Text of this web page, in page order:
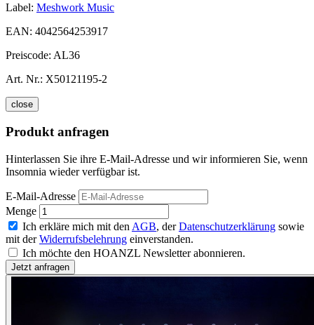
Label: Meshwork Music
EAN: 4042564253917
Preiscode: AL36
Art. Nr.: X50121195-2
close
Produkt anfragen
Hinterlassen Sie ihre E-Mail-Adresse und wir informieren Sie, wenn
Insomnia wieder verfügbar ist.
E-Mail-Adresse
Menge
Ich erkläre mich mit den AGB, derDatenschutzerklärung sowie
mit derWiderrufsbelehrung einverstanden.
Ich möchte den HOANZL Newsletter abonnieren.